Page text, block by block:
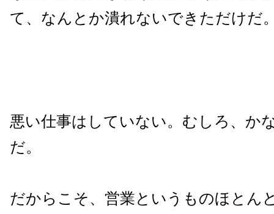
て、なんとか潰れないできただけだ
悪い仕事はしていない。むしろ、か
だ。
だからこそ、営業というものほとん